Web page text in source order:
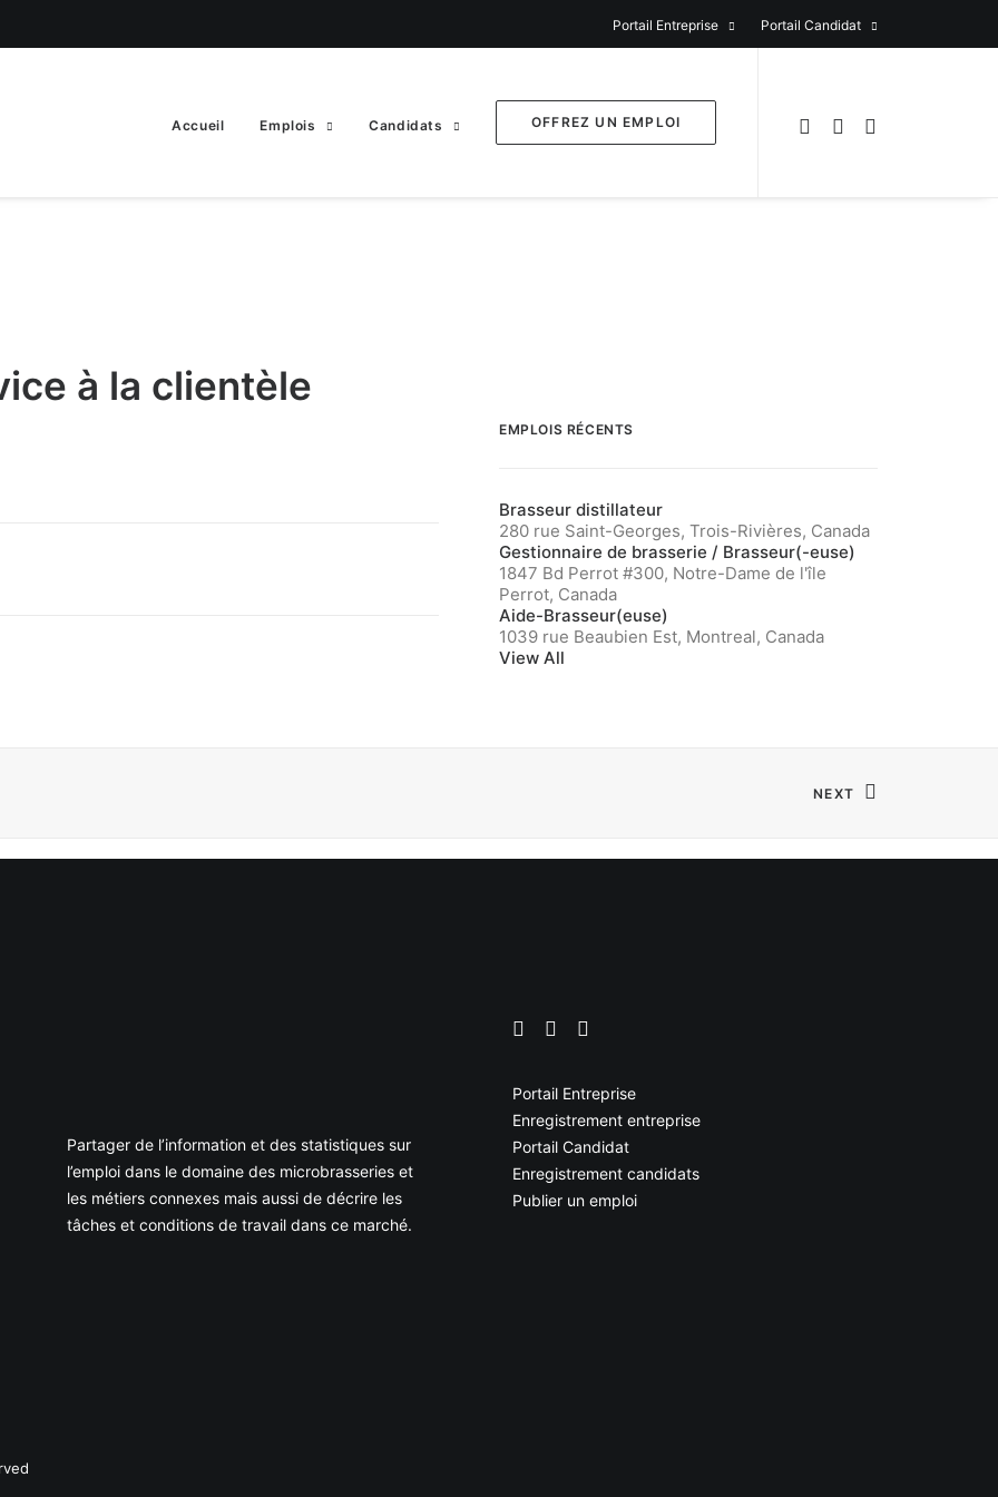
Portail Entreprise Portail Candidat
Accueil Emplois Candidats OFFREZ UN EMPLOI
à la clientèle
EMPLOIS RÉCENTS
Brasseur distillateur
280 rue Saint-Georges, Trois-Rivières, Canada
Gestionnaire de brasserie / Brasseur(-euse)
1847 Bd Perrot #300, Notre-Dame de l'île
Perrot, Canada
Aide-Brasseur(euse)
1039 rue Beaubien Est, Montreal, Canada
View All
NEXT
Partager de l’information et des statistiques sur
l’emploi dans le domaine des microbrasseries et
les métiers connexes mais aussi de décrire les
tâches et conditions de travail dans ce marché.
Portail Entreprise
Enregistrement entreprise
Portail Candidat
Enregistrement candidats
Publier un emploi